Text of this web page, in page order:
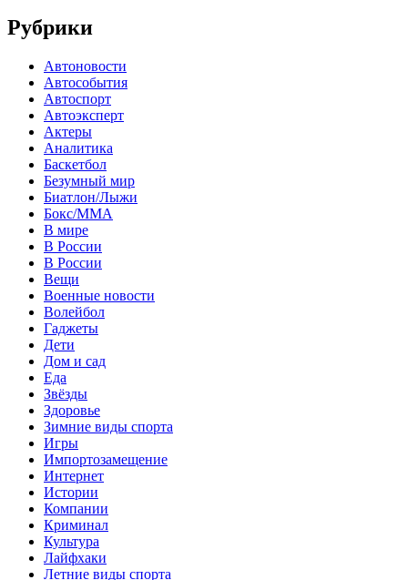
Рубрики
Автоновости
Автособытия
Автоспорт
Автоэксперт
Актеры
Аналитика
Баскетбол
Безумный мир
Биатлон/Лыжи
Бокс/MMA
В мире
В России
В России
Вещи
Военные новости
Волейбол
Гаджеты
Дети
Дом и сад
Еда
Звёзды
Здоровье
Зимние виды спорта
Игры
Импортозамещение
Интернет
Истории
Компании
Криминал
Культура
Лайфхаки
Летние виды спорта